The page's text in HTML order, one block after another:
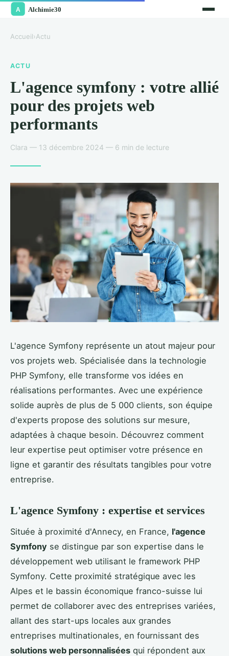
Accueil›Actu
ACTU
L'agence symfony : votre allié
pour des projets web
performants
Clara — 13 décembre 2024 — 6 min de lecture
L'agence Symfony représente un atout majeur pour
vos projets web. Spécialisée dans la technologie
PHP Symfony, elle transforme vos idées en
réalisations performantes. Avec une expérience
solide auprès de plus de 5 000 clients, son équipe
d'experts propose des solutions sur mesure,
adaptées à chaque besoin. Découvrez comment
leur expertise peut optimiser votre présence en
ligne et garantir des résultats tangibles pour votre
entreprise.
L'agence Symfony : expertise et services
Située à proximité d'Annecy, en France, l'agence
Symfony se distingue par son expertise dans le
développement web utilisant le framework PHP
Symfony. Cette proximité stratégique avec les
Alpes et le bassin économique franco-suisse lui
permet de collaborer avec des entreprises variées,
allant des start-ups locales aux grandes
entreprises multinationales, en fournissant des
solutions web personnalisées qui répondent aux